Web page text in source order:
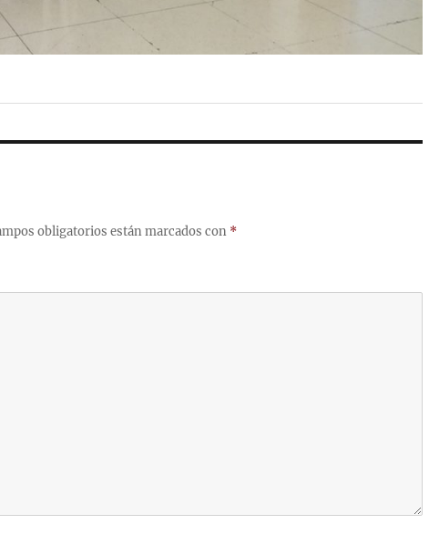
obligatorios están marcados con *